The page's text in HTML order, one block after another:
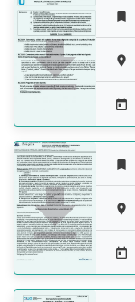







